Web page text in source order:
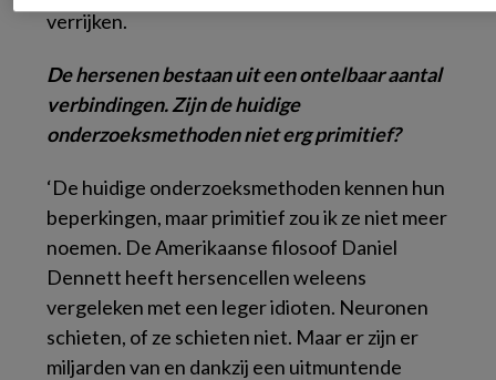
verrijken.
De hersenen bestaan uit een ontelbaar aantal
verbindingen. Zijn de huidige
onderzoeksmethoden niet erg primitief?
‘De huidige onderzoeksmethoden kennen hun
beperkingen, maar primitief zou ik ze niet meer
noemen. De Amerikaanse filosoof Daniel
Dennett heeft hersencellen weleens
vergeleken met een leger idioten. Neuronen
schieten, of ze schieten niet. Maar er zijn er
miljarden van en dankzij een uitmuntende